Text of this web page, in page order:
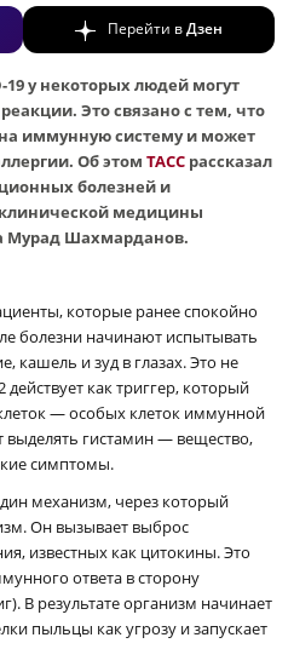
Перейти вДзен
19 у некоторых людей могут
Это связано с тем, что
иммунную систему и может
Об этом ТАСС рассказал
болезней и
медицины
Мурад Шахмарданов.
которые ранее спокойно
болезни начинают испытывать
кашель и зуд в глазах. Это не
действует как триггер, который
— особых клеток иммунной
выделять гистамин — вещество,
симптомы.
механизм, через который
Он вызывает выброс
известных как цитокины. Это
ответа в сторону
В результате организм начинает
пыльцы как угрозу и запускает